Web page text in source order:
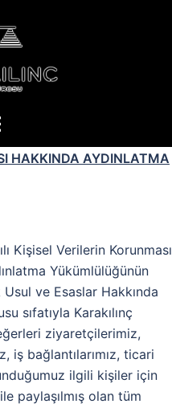
HAKKINDA AYDINLATMA
Kişisel Verilerin Korunması
Yükümlülüğünün
ve Esaslar Hakkında
sıfatıyla Karakılınç
ziyaretçilerimiz,
bağlantılarımız, ticari
ilgili kişiler için
paylaşılmış olan tüm